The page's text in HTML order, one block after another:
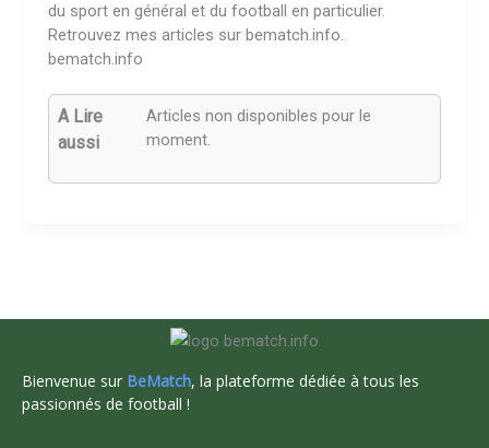
du sport en général et du football en particulier.
Retrouvez mes articles sur bematch.info.
bematch.info
A Lire
aussi
Articles non disponibles pour le
moment.
Bienvenue sur BeMatch, la plateforme dédiée à tous les
passionnés de football !